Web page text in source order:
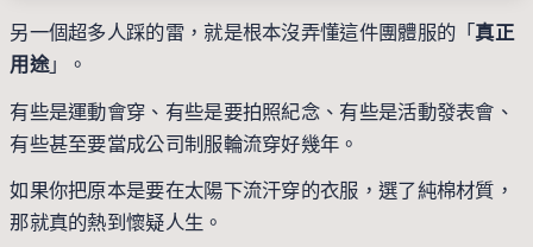
另一個超多人踩的雷，就是根本沒弄懂這件團體服的「 真正
用途」。
有些是運動會穿、有些是要拍照紀念、有些是活動發表會、
有些甚至要當成公司制服輪流穿好幾年。
如果你把原本是要在太陽下流汗穿的衣服，選了純棉材質，
那就真的熱到懷疑人生。